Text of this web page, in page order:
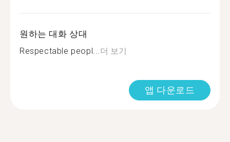
원하는 대화 상대
Respectable peopl...더 보기
앱 다운로드